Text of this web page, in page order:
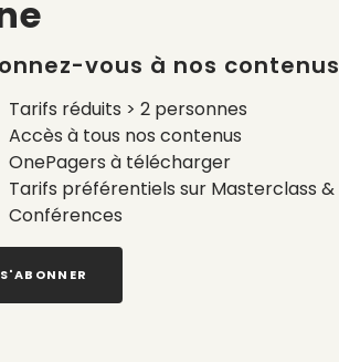
en poils de chameau sont
de la chaleur désertique.
et abondants que ceux
de
?
vous à nos contenus
Tarifs réduits > 2 personnes
Accès à tous nos contenus
OnePagers à télécharger
Tarifs préférentiels sur Masterclass &
Conférences
S'ABONNER